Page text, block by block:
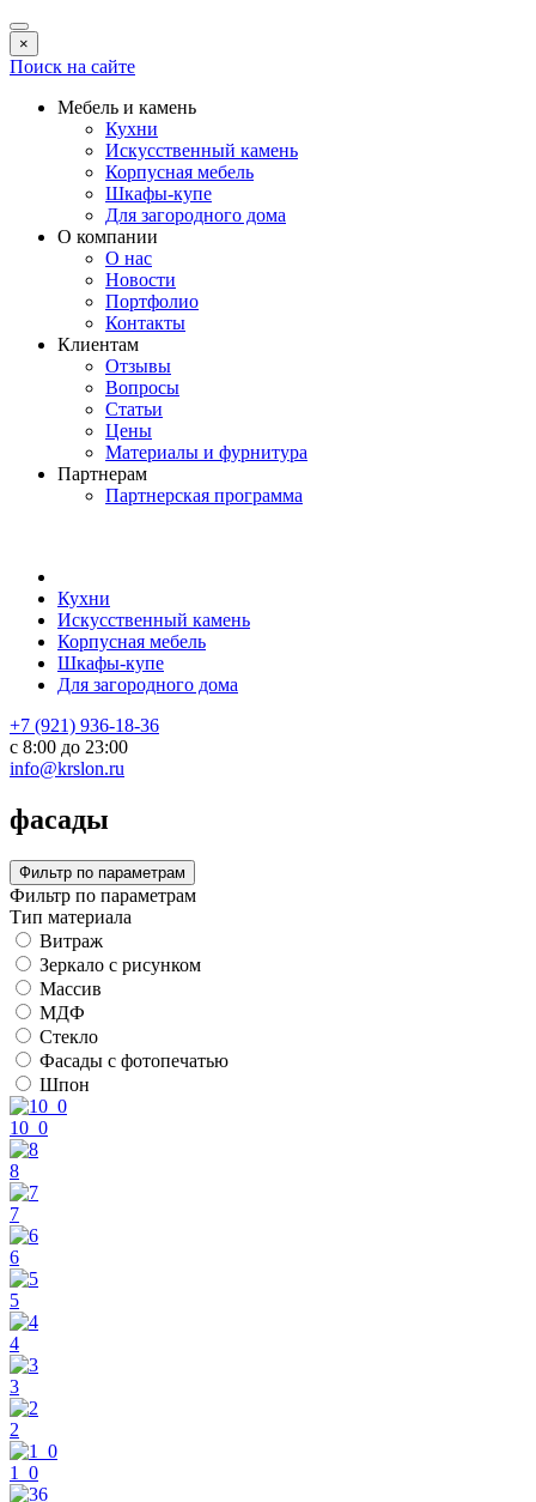
×
Поиск на сайте
Мебель и камень
Кухни
Искусственный камень
Корпусная мебель
Шкафы-купе
Для загородного дома
О компании
О нас
Новости
Портфолио
Контакты
Клиентам
Отзывы
Вопросы
Статьи
Цены
Материалы и фурнитура
Партнерам
Партнерская программа
Кухни
Искусственный камень
Корпусная мебель
Шкафы-купе
Для загородного дома
+7 (921) 936-18-36
с 8:00 до 23:00
info@krslon.ru
фасады
Фильтр по параметрам
Фильтр по параметрам
Тип материала
Витраж
Зеркало с рисунком
Массив
МДФ
Стекло
Фасады с фотопечатью
Шпон
10_0
8
7
6
5
4
3
2
1_0